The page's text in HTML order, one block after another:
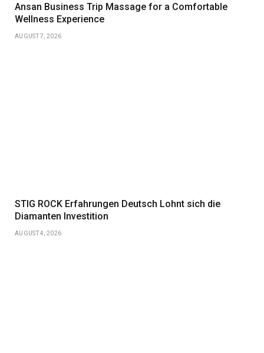
Ansan Business Trip Massage for a Comfortable
Wellness Experience
AUGUST 7, 2026
STIG ROCK Erfahrungen Deutsch Lohnt sich die
Diamanten Investition
AUGUST 4, 2026